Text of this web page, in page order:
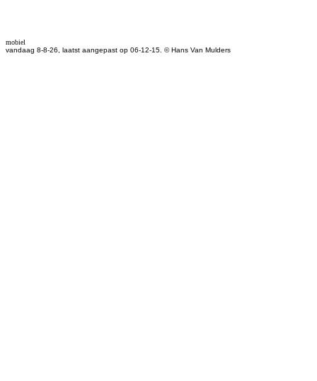
mobiel
vandaag 8-8-26, laatst aangepast op 06-12-15. © Hans Van Mulders